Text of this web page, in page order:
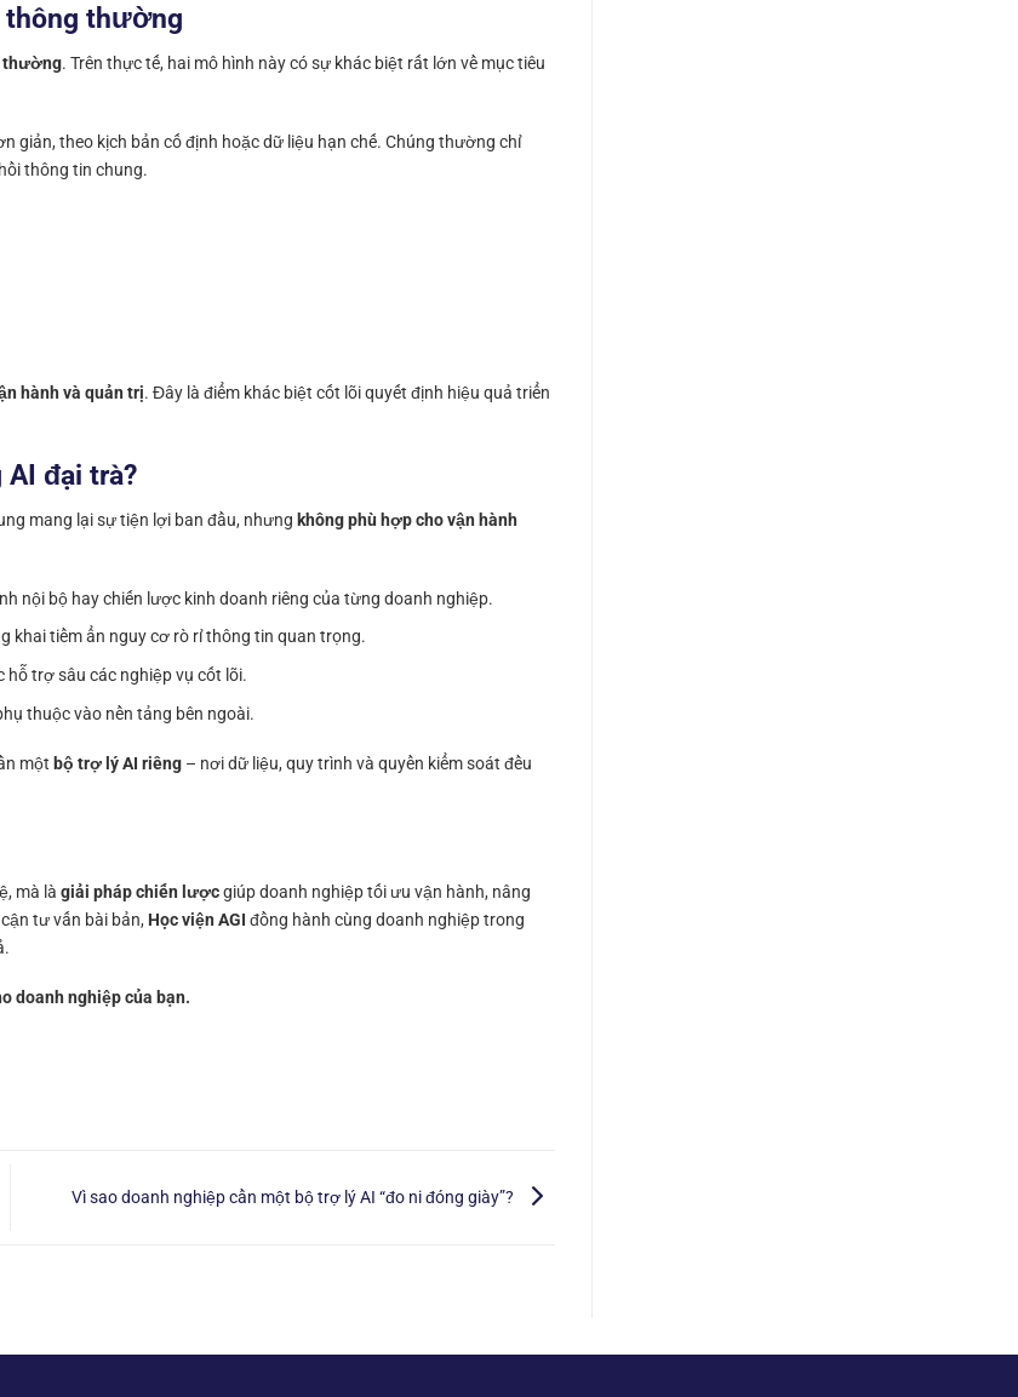
thông thường
thường. Trên thực tế, hai mô hình này có sự khác biệt rất lớn về mục tiêu
giản, theo kịch bản cố định hoặc dữ liệu hạn chế. Chúng thường chỉ
thông tin chung.
hành và quản trị. Đây là điểm khác biệt cốt lõi quyết định hiệu quả triển
đại trà?
mang lại sự tiện lợi ban đầu, nhưng không phù hợp cho vận hành
nội bộ hay chiến lược kinh doanh riêng của từng doanh nghiệp.
khai tiềm ẩn nguy cơ rò rỉ thông tin quan trọng.
hỗ trợ sâu các nghiệp vụ cốt lõi.
thuộc vào nền tảng bên ngoài.
một bộ trợ lý AI riêng – nơi dữ liệu, quy trình và quyền kiểm soát đều
mà là giải pháp chiến lượcgiúp doanh nghiệp tối ưu vận hành, nâng
tư vấn bài bản, Học viện AGI đồng hành cùng doanh nghiệp trong
doanh nghiệp của bạn.
Vì sao doanh nghiệp cần một bộ trợ lý AI “đo ni đóng giày”?